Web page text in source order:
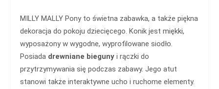
MILLY MALLY Pony to świetna zabawka, a także piękna
dekoracja do pokoju dziecięcego. Konik jest miękki,
wyposażony w wygodne, wyprofilowane siodło.
Posiada drewniane bieguny i rączki do
przytrzymywania się podczas zabawy. Jego atut
stanowi także interaktywne ucho i ruchome elementy.